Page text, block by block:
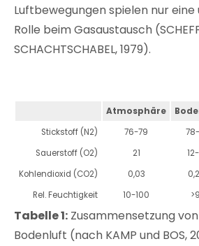
Luftbewegungen spielen nur
Rolle beim Gasaustausch
SCHACHTSCHABEL, 1979).
Atmosphäre
Stickstoff (N2)
76-79
Sauerstoff (O2)
21
Kohlendioxid (CO2)
0,03
Rel. Feuchtigkeit
10-100
Tabelle 1: Zusammensetzung
Bodenluft (nach KAMP und BOS,